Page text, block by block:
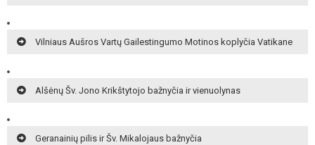
Vilniaus Aušros Vartų Gailestingumo Motinos koplyčia Vatikane
Alšėnų Šv. Jono Krikštytojo bažnyčia ir vienuolynas
Geranainių pilis ir Šv. Mikalojaus bažnyčia